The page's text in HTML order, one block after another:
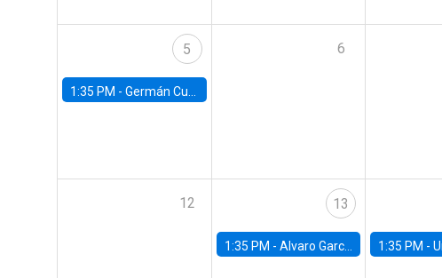
5
1:35 PM - Germán Cubas, University of Houston
6
12 13
1:35 PM - Alvaro Garcia-Marin, Universidad de Los Andes 1:35 PM -Ursula